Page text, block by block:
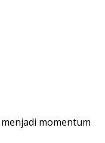
momentum